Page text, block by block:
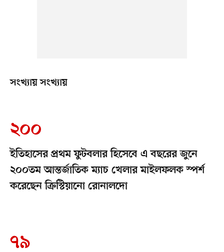
সংখ্যায় সংখ্যায়
২০০
ইতিহাসের প্রথম ফুটবলার হিসেবে এ বছরের জুনে
২০০তম আন্তর্জাতিক ম্যাচ খেলার মাইলফলক স্পর্শ
করেছেন ক্রিস্টিয়ানো রোনালদো
৭৯